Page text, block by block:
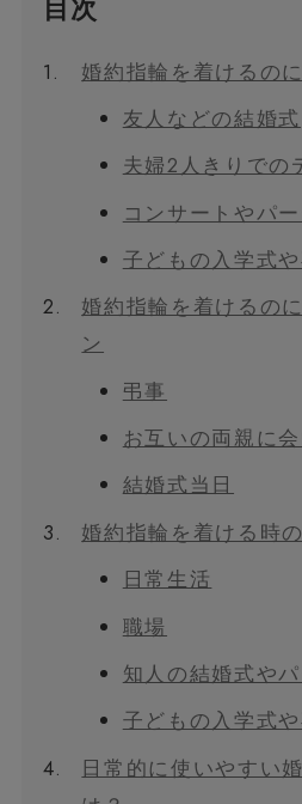
目次
1.
婚約指輪を着けるの
友人などの結婚式
夫婦2人きりでの
コンサートやパ
子どもの入学式
2.
婚約指輪を着けるの
ン
弔事
お互いの両親に
結婚式当日
3.
婚約指輪を着ける時
日常生活
職場
知人の結婚式や
子どもの入学式
4.
日常的に使いやすい